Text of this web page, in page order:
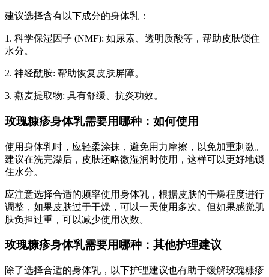
建议选择含有以下成分的身体乳：
1. 科学保湿因子 (NMF): 如尿素、透明质酸等，帮助皮肤锁住
水分。
2. 神经酰胺: 帮助恢复皮肤屏障。
3. 燕麦提取物: 具有舒缓、抗炎功效。
玫瑰糠疹身体乳需要用哪种：如何使用
使用身体乳时，应轻柔涂抹，避免用力摩擦，以免加重刺激。
建议在洗完澡后，皮肤还略微湿润时使用，这样可以更好地锁
住水分。
应注意选择合适的频率使用身体乳，根据皮肤的干燥程度进行
调整，如果皮肤过于干燥，可以一天使用多次。但如果感觉肌
肤负担过重，可以减少使用次数。
玫瑰糠疹身体乳需要用哪种：其他护理建议
除了选择合适的身体乳，以下护理建议也有助于缓解玫瑰糠疹